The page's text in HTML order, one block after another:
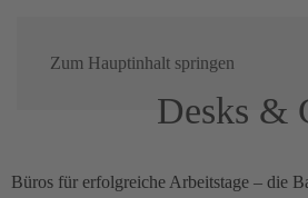
Zum Hauptinhalt springen
Desks &
Büros für erfolgreiche Arbeitstage – die